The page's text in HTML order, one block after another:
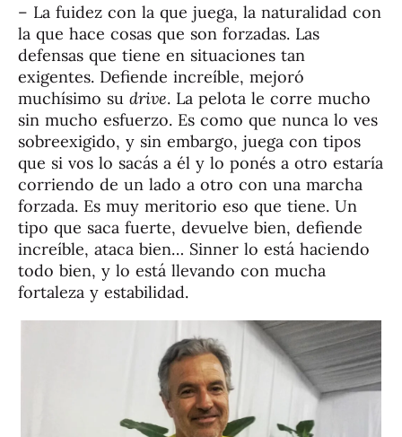
– La fuidez con la que juega, la naturalidad con
la que hace cosas que son forzadas. Las
defensas que tiene en situaciones tan
exigentes. Defiende increíble, mejoró
muchísimo su drive. La pelota le corre mucho
sin mucho esfuerzo. Es como que nunca lo ves
sobreexigido, y sin embargo, juega con tipos
que si vos lo sacás a él y lo ponés a otro estaría
corriendo de un lado a otro con una marcha
forzada. Es muy meritorio eso que tiene. Un
tipo que saca fuerte, devuelve bien, defiende
increíble, ataca bien… Sinner lo está haciendo
todo bien, y lo está llevando con mucha
fortaleza y estabilidad.